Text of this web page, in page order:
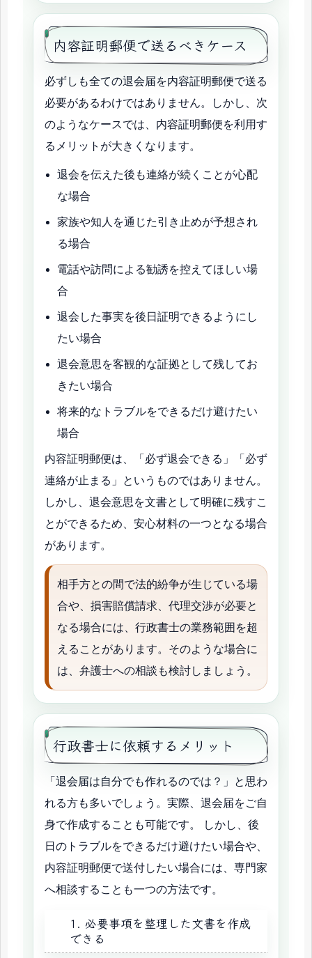
内容証明郵便で送るべきケース
必ずしも全ての退会届を内容証明郵便で送る
必要があるわけではありません。しかし、次
のようなケースでは、内容証明郵便を利用す
るメリットが大きくなります。
退会を伝えた後も連絡が続くことが心配
な場合
家族や知人を通じた引き止めが予想され
る場合
電話や訪問による勧誘を控えてほしい場
合
退会した事実を後日証明できるようにし
たい場合
退会意思を客観的な証拠として残してお
きたい場合
将来的なトラブルをできるだけ避けたい
場合
内容証明郵便は、「必ず退会できる」「必ず
連絡が止まる」というものではありません。
しかし、退会意思を文書として明確に残すこ
とができるため、安心材料の一つとなる場合
があります。
相手方との間で法的紛争が生じている場
合や、損害賠償請求、代理交渉が必要と
なる場合には、行政書士の業務範囲を超
えることがあります。そのような場合に
は、弁護士への相談も検討しましょう。
行政書士に依頼するメリット
「退会届は自分でも作れるのでは？」と思わ
れる方も多いでしょう。実際、退会届をご自
身で作成することも可能です。 しかし、後
日のトラブルをできるだけ避けたい場合や、
内容証明郵便で送付したい場合には、専門家
へ相談することも一つの方法です。
1. 必要事項を整理した文書を作成
できる